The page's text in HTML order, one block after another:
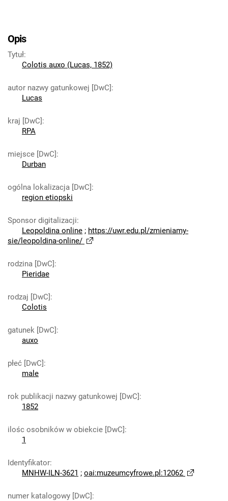
Opis
Tytuł:
Colotis auxo (Lucas, 1852)
autor nazwy gatunkowej [DwC]:
Lucas
kraj [DwC]:
RPA
miejsce [DwC]:
Durban
ogólna lokalizacja [DwC]:
region etiopski
Sponsor digitalizacji:
Leopoldina online ; https://uwr.edu.pl/zmieniamy-
sie/leopoldina-online/
rodzina [DwC]:
Pieridae
rodzaj [DwC]:
Colotis
gatunek [DwC]:
auxo
płeć [DwC]:
male
rok publikacji nazwy gatunkowej [DwC]:
1852
ilośc osobników w obiekcie [DwC]:
1
Identyfikator:
MNHW-ILN-3621 ; oai:muzeumcyfrowe.pl:12062
numer katalogowy [DwC]: